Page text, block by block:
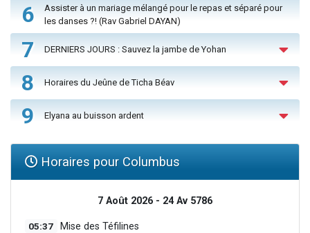
6
Assister à un mariage mélangé pour le repas et séparé pour
les danses ?! (Rav Gabriel DAYAN)
7 DERNIERS JOURS : Sauvez la jambe de Yohan
8 Horaires du Jeûne de Ticha Béav
9 Elyana au buisson ardent
Horaires pour Columbus
7 Août 2026 - 24 Av 5786
05:37 Mise des Téfilines